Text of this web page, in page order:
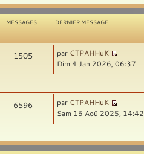
MESSAGES DERNIER MESSAGE
1505 par CTPAHHuK
Dim 4 Jan 2026, 06:37
6596 par CTPAHHuK
Sam 16 Aoû 2025, 14:42